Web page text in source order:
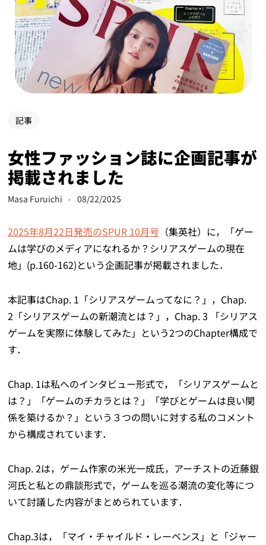
記事
女性ファッション誌に企画記事が
掲載されました
Masa Furuichi 08/22/2025
2025年8月22日発売のSPUR 10月号（集英社）に，「ゲー
ムは学びのメディアになれるか？シリアスゲームの現在
地」(p.160-162)という企画記事が掲載されました．
本記事はChap. 1「シリアスゲームってなに？」，Chap.
2「シリアスゲームの新潮流とは？」，Chap. 3 「シリアス
ゲームを実際に体験してみた」という2つのChapter構成で
す．
Chap. 1は私へのインタビュー形式で，「シリアスゲームと
は？」「ゲームのチカラとは？」「学びとゲームは良い関
係を築けるか？」という３つの問いに対する私のコメント
から構成されています．
Chap. 2は，ゲーム作家の米光一成氏，アーチストの近藤銀
河氏と私との鼎談形式で，ゲームを巡る潮流の変化等につ
いて討議した内容がまとめられています．
Chap.3は，「マイ・チャイルド・レーベンス」と「ジャー